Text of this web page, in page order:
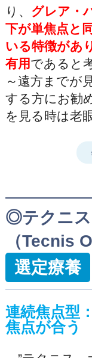
り、 グレア・
下が単焦点と
いる特徴があ
有用であると
～遠方までが
する方にお勧
を見る時は老
◎テクニ
（Tecnis
選定療養
連続焦点型
焦点が合う